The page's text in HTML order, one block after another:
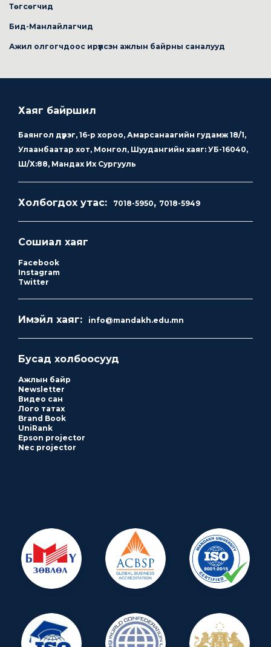
Төгсөгчид
Бид-Манлайлагчид
Ажил олгогчдоос ирүүлсэн ажлын байрны саналууд
Хаяг байршил
Баянгол дүүрэг, 16-р хороо, Амарсанаагийн гудамж 18/1,
Улаанбаатар хот, Монгол, Шуудангийн хаяг: УБ-16040,
Ш/Х:88, Мандах Их Сургууль
Холбогдох утас: 7018-5950, 7018-5949
Сошиал хаяг
Facebook
Instagram
Twitter
Имэйл хаяг: info@mandakh.edu.mn
Бусад холбоосууд
Ажлын байр
Newsletter
Видео сан
Лого татах
Brand Book
UniRank
Epson projector
Nec projector